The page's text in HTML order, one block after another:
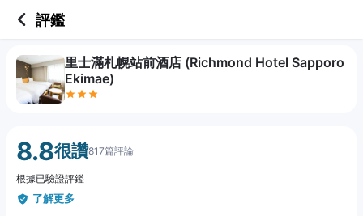
評鑑
里士滿札幌站前酒店 (Richmond Hotel Sapporo
Ekimae)
8.8很讚817篇評論
根據已驗證評鑑
了解更多